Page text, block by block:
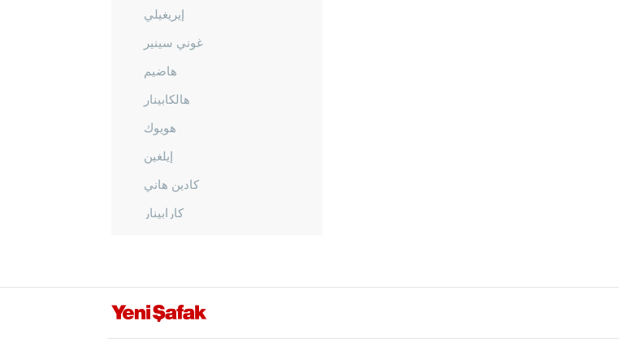
إيريغيلي
غوني سينير
هاضيم
هالكابينار
هويوك
إيلغين
كادين هاني
كارابينار
صاراي أونو